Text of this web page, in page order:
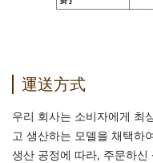
運送方式
우리 회사는 소비자에게 최
고 생산하는 모델을 채택하
생산 공정에 따라, 주문하신